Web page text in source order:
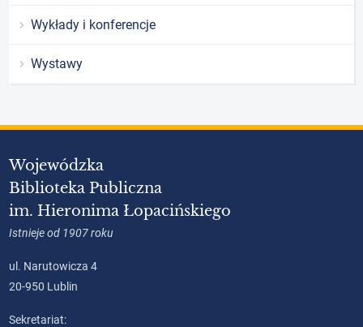
Wykłady i konferencje
Wystawy
Wojewódzka
Biblioteka Publiczna
im. Hieronima Łopacińskiego
Istnieje od 1907 roku
ul. Narutowicza 4
20-950 Lublin
Sekretariat: